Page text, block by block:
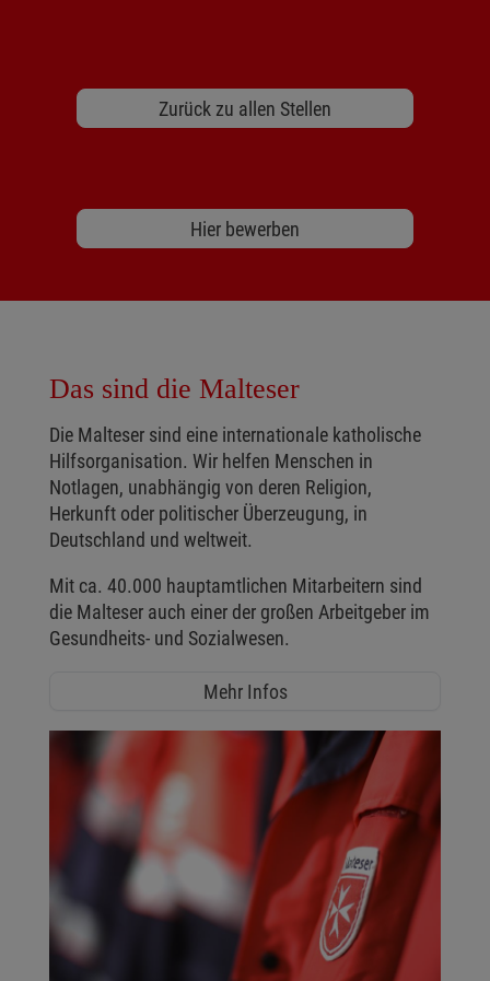
Zurück zu allen Stellen
Hier bewerben
Das sind die Malteser
Die Malteser sind eine internationale katholische
Hilfsorganisation. Wir helfen Menschen in
Notlagen, unabhängig von deren Religion,
Herkunft oder politischer Überzeugung, in
Deutschland und weltweit.
Mit ca. 40.000 hauptamtlichen Mitarbeitern sind
die Malteser auch einer der großen Arbeitgeber im
Gesundheits- und Sozialwesen.
Mehr Infos